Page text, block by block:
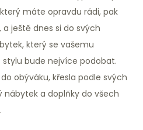
máte opravdu rádi, pak
ještě dnes si do svých
který se vašemu
bude nejvíce podobat.
obýváku, křesla podle svých
nábytek a doplňky do všech